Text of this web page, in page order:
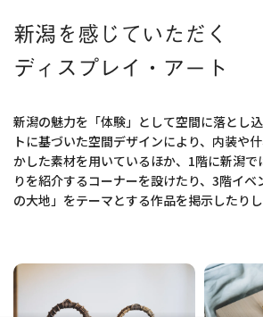
新潟を感じていただく
ディスプレイ・アート
新潟の魅力を「体験」として空間に落とし
トに基づいた空間デザインにより、 内装や
かした素材を用いているほか、 1階に新潟で
りを紹介するコーナーを設けたり、 3階イベ
の大地」をテーマとする作品を掲示したりし